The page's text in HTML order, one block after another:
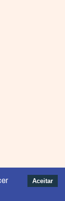
Aceitar